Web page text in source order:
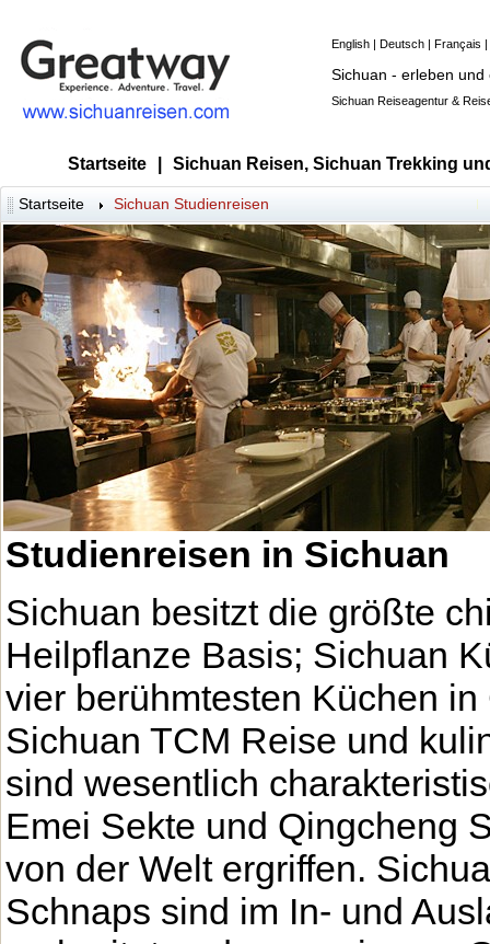
English| Deutsch| Français |
Sichuan - erleben und
Sichuan Reiseagentur &
Startseite Sichuan Reisen, Sichuan Trekking
Startseite Sichuan Studienreisen
Studienreisen in Sichuan
Sichuan besitzt die größte
Heilpflanze Basis; Sichuan
vier berühmtesten Küchen
Sichuan TCM Reise und
sind wesentlich
Emei Sekte und Qingcheng
von der Welt ergriffen.
Schnaps sind im In- und